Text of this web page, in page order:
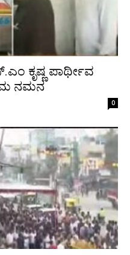
ಕೃಷ್ಣ ಪಾರ್ಥೀವ
ನಮನ
0